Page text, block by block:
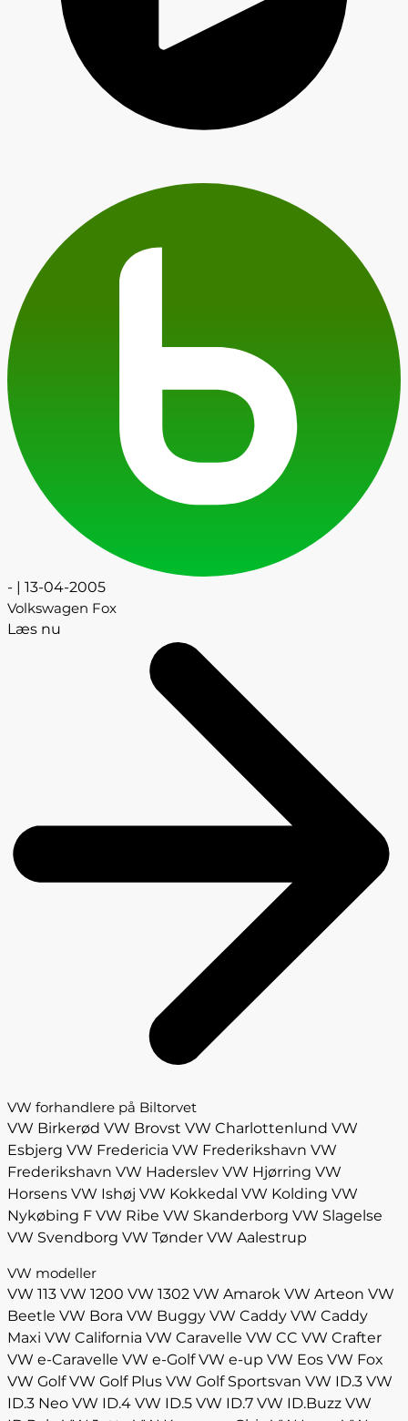
- | 13-04-2005
Volkswagen Fox
Læs nu
VW forhandlere på Biltorvet
VW Birkerød VW Brovst VW Charlottenlund VW
Esbjerg VW Fredericia VW Frederikshavn VW
Frederikshavn VW Haderslev VW Hjørring VW
Horsens VW Ishøj VW Kokkedal VW Kolding VW
Nykøbing F VW Ribe VW Skanderborg VW Slagelse
VW Svendborg VW Tønder VW Aalestrup
VW modeller
VW 113 VW 1200 VW 1302 VW Amarok VW Arteon VW
Beetle VW Bora VW Buggy VW Caddy VW Caddy
Maxi VW California VW Caravelle VW CC VW Crafter
VW e-Caravelle VW e-Golf VW e-up VW Eos VW Fox
VW Golf VW Golf Plus VW Golf Sportsvan VW ID.3 VW
ID.3 Neo VW ID.4 VW ID.5 VW ID.7 VW ID.Buzz VW